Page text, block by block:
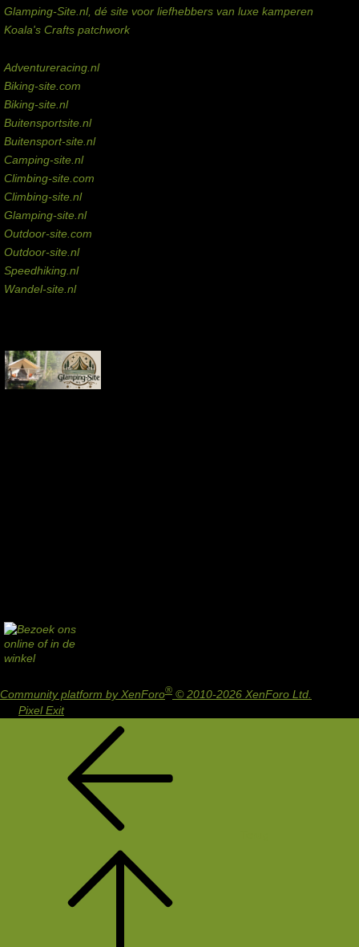
Glamping-Site.nl, dé site voor liefhebbers van luxe kamperen
Koala's Crafts patchwork
Adventureracing.nl
Biking-site.com
Biking-site.nl
Buitensportsite.nl
Buitensport-site.nl
Camping-site.nl
Climbing-site.com
Climbing-site.nl
Glamping-site.nl
Outdoor-site.com
Outdoor-site.nl
Speedhiking.nl
Wandel-site.nl
Community platform by XenForo® © 2010-2026 XenForo Ltd.
Pixel Exit